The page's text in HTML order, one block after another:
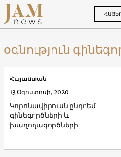
օգնություն
Կորոնավիրուսն ընդդեմ
գինեգործների և
խաղողագործների
Հայաստան
13 Օգոստոսի, 2020